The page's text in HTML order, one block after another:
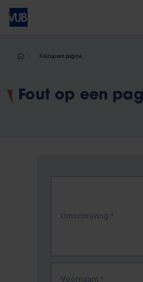
Overslaan
naar
inhoudKruimelpad
Fout op een pagina
Fout op een
Omschrijving *
Voornaam *